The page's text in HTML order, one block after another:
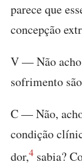
parece que
concepção
V — Não acho
sofrimento
C — Não,
condição
dor,4 sabia?